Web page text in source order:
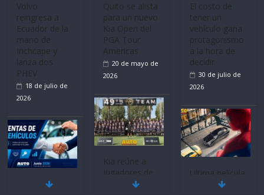
Volvo
reingresa a
Ecuador de la
mano de
Inchcape y
lanza dos
PHEV
18 de julio de
2026
Mercado
Quito se alista
para un nuevo
Kia Open del
PGA Tour
Americas
20 de mayo de
2026
Kia reúne a
jugadores de
fútbol de todo
El costo de
tener un
vehículo gana
protagonismo
a la hora de
decidir
30 de julio de
2026
Ultima película
‘Spider‑Man: